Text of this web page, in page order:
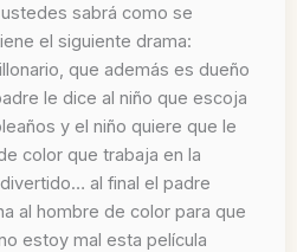
sabrá como se
el siguiente drama:
que además es dueño
le dice al niño que escoja
y el niño quiere que le
color que trabaja en la
al final el padre
al hombre de color para que
estoy mal esta película